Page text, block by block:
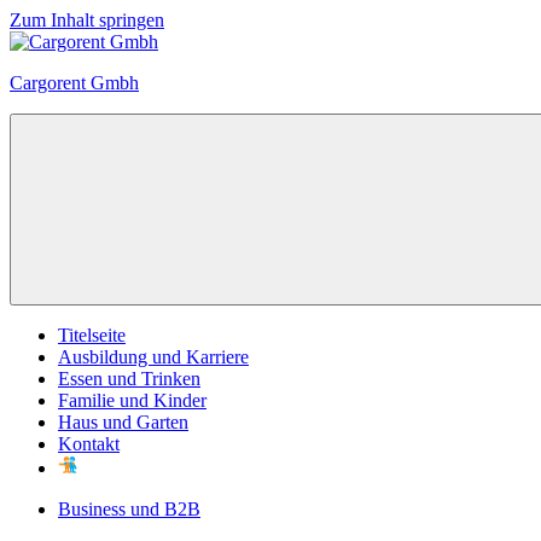
Zum Inhalt springen
Cargorent Gmbh
Titelseite
Ausbildung und Karriere
Essen und Trinken
Familie und Kinder
Haus und Garten
Kontakt
Business und B2B